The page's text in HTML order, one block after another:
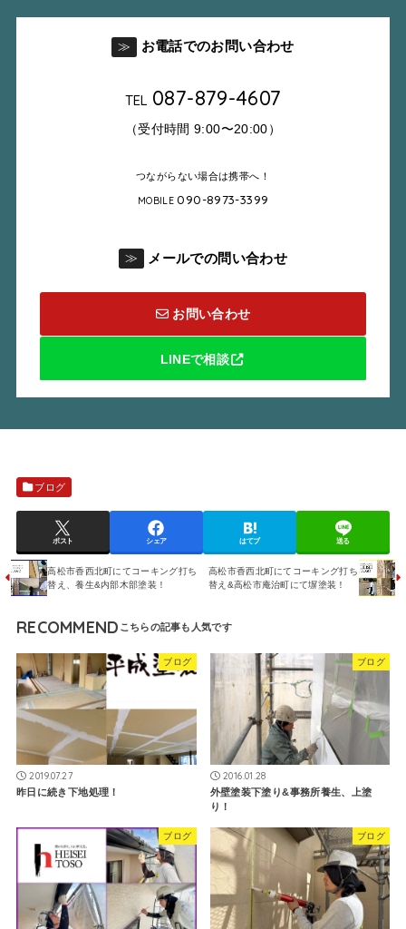
≫ お電話でのお問い合わせ
TEL 087-879-4607
（受付時間 9:00〜20:00）
つながらない場合は携帯へ！
MOBILE090-8973-3399
≫ メールでの問い合わせ
お問い合わせ
LINEで相談
ブログ
ポスト シェア はてブ 送る
高松市香西北町にてコーキング打ち
替え、養生&内部木部塗装！
高松市香西北町にてコーキング打ち
替え&高松市庵治町にて塀塗装！
RECOMMEND
ブログ
2019.07.27
昨日に続き下地処理！
ブログ
2016.01.28
外壁塗装下塗り&事務所養生、上塗
り！
ブログ ブログ